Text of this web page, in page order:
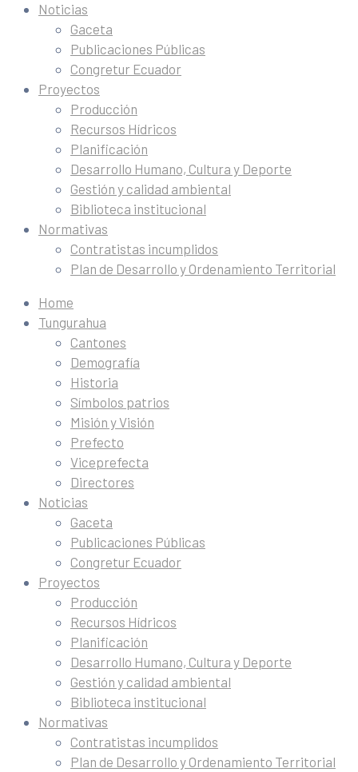
Noticias
Gaceta
Publicaciones Públicas
Congretur Ecuador
Proyectos
Producción
Recursos Hídricos
Planificación
Desarrollo Humano, Cultura y Deporte
Gestión y calidad ambiental
Biblioteca institucional
Normativas
Contratistas incumplidos
Plan de Desarrollo y Ordenamiento Territorial
Home
Tungurahua
Cantones
Demografía
Historia
Símbolos patrios
Misión y Visión
Prefecto
Viceprefecta
Directores
Noticias
Gaceta
Publicaciones Públicas
Congretur Ecuador
Proyectos
Producción
Recursos Hídricos
Planificación
Desarrollo Humano, Cultura y Deporte
Gestión y calidad ambiental
Biblioteca institucional
Normativas
Contratistas incumplidos
Plan de Desarrollo y Ordenamiento Territorial